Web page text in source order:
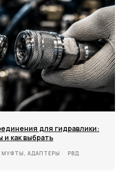
для гидравлики:
как выбрать
АДАПТЕРЫ РВД